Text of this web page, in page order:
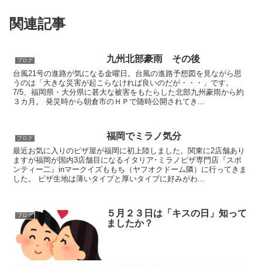
関連記事
ブログ 九州北部豪雨 その後
台風21号の進路が気になる金曜日。台風の進路予想図を見ながら思
うのは「大きな災害が起こらなければ良いのだが・・・」です。
7/5、福岡県・大分県に甚大な被害をもたらした北部九州豪雨から約
３カ月。 発災時から朝倉市のＨＰで随時公開されてき...
ブログ 福岡でミラノ気分
最近お気に入りのピザ屋が福岡に初上陸しました。関東に2店舗あり
ますが福岡が国内3店舗目になるイタリア･ミラノピザ専門店『スポ
ンティー二』inマークイズももち（ヤフオクドーム隣）に行ってきま
した。 ピザ生地は薄いタイプと厚いタイプに好みがわ...
ブログ
５月２３日は「キスの日」知って
ましたか？